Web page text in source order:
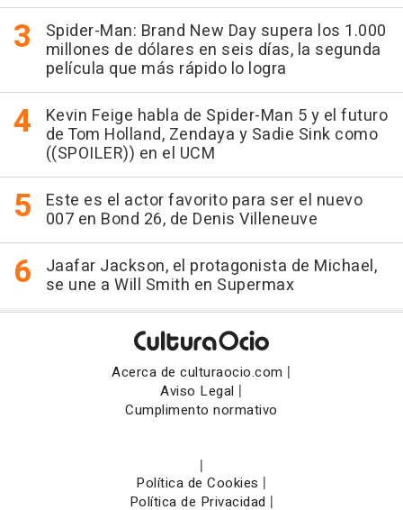
Spider-Man: Brand New Day supera los 1.000
millones de dólares en seis días, la segunda
película que más rápido lo logra
Kevin Feige habla de Spider-Man 5 y el futuro
de Tom Holland, Zendaya y Sadie Sink como
((SPOILER)) en el UCM
Este es el actor favorito para ser el nuevo
007 en Bond 26, de Denis Villeneuve
Jaafar Jackson, el protagonista de Michael,
se une a Will Smith en Supermax
Acerca de culturaocio.com |
Aviso Legal |
Cumplimento normativo
|
Política de Cookies |
Política de Privacidad |